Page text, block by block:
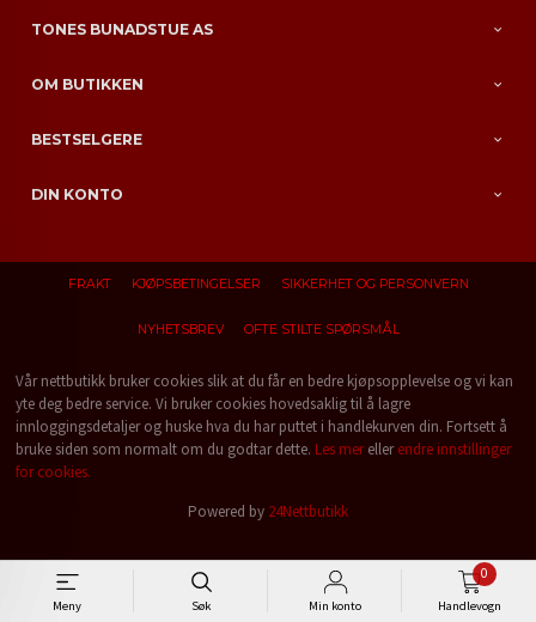
Meny Søk Min konto Handlevogn
0
TONES BUNADSTUE AS
OM BUTIKKEN
BESTSELGERE
DIN KONTO
FRAKT KJØPSBETINGELSER SIKKERHET OG PERSONVERN
NYHETSBREV OFTE STILTE SPØRSMÅL
Vår nettbutikk bruker cookies slik at du får en bedre kjøpsopplevelse og vi kan
yte deg bedre service. Vi bruker cookies hovedsaklig til å lagre
innloggingsdetaljer og huske hva du har puttet i handlekurven din. Fortsett å
bruke siden som normalt om du godtar dette. Les merellerendre innstillinger
for cookies.
Powered by 24Nettbutikk